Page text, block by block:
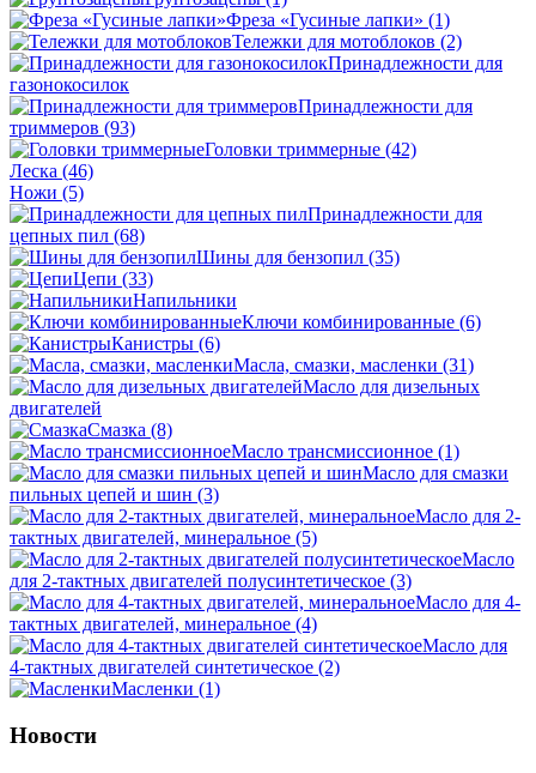
Фреза «Гусиные лапки» (1)
Тележки для мотоблоков (2)
Принадлежности для
газонокосилок
Принадлежности для
триммеров (93)
Головки триммерные (42)
Леска (46)
Ножи (5)
Принадлежности для
цепных пил (68)
Шины для бензопил (35)
Цепи (33)
Напильники
Ключи комбинированные (6)
Канистры (6)
Масла, смазки, масленки (31)
Масло для дизельных
двигателей
Смазка (8)
Масло трансмиссионное (1)
Масло для смазки
пильных цепей и шин (3)
Масло для 2-
тактных двигателей, минеральное (5)
Масло
для 2-тактных двигателей полусинтетическое (3)
Масло для 4-
тактных двигателей, минеральное (4)
Масло для
4-тактных двигателей синтетическое (2)
Масленки (1)
Новости